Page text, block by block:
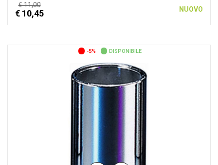
€ 11,00
€ 10,45 NUOVO
-5% DISPONIBILE